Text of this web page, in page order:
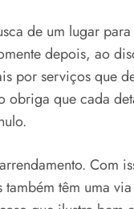
de um lugar
depois, ao
por serviços que
obriga que cada
Com
têm uma